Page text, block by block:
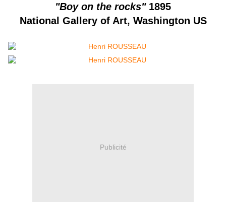
"Boy on the rocks"1895
National Gallery of Art, Washington US
Publicité